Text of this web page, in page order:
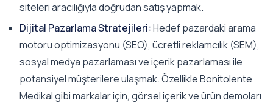
siteleri aracılığıyla doğrudan satış yapmak.
Dijital Pazarlama Stratejileri:Hedef pazardaki arama
motoru optimizasyonu (SEO), ücretli reklamcılık (SEM),
sosyal medya pazarlaması ve içerik pazarlaması ile
potansiyel müşterilere ulaşmak. Özellikle Bonitolente
Medikal gibi markalar için, görsel içerik ve ürün demoları